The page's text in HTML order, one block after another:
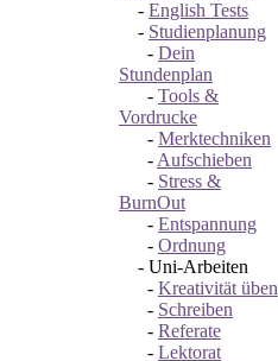
- English Tests
- Studienplanung
- Dein
Stundenplan
- Tools &
Vordrucke
- Merktechniken
- Aufschieben
- Stress &
BurnOut
- Entspannung
- Ordnung
- Uni-Arbeiten
- Kreativität üben
- Schreiben
- Referate
- Lektorat